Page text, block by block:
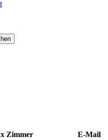
Zimmer
E-Mail